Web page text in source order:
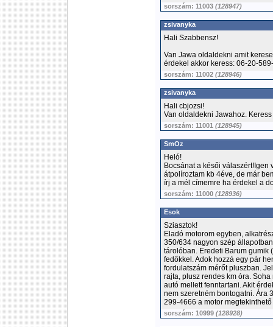
sorszám: 11003 (128947)
zsivanyka
Hali Szabbensz!
Van Jawa oldaldekni amit
érdekel akkor keress: 06-20-
sorszám: 11002 (128946)
zsivanyka
Hali cbjozsi!
Van oldaldekni Jawahoz.
sorszám: 11001 (128945)
SmOz
Heló!
Bocsánat a késői válaszért!Igen
átpolíroztam kb 4éve, de már
írj a mél címemre ha érdekel a
sorszám: 11000 (128936)
Esok
Sziasztok!
Eladó motorom egyben,
350/634 nagyon szép
tárolóban. Eredeti Barum gumik
fedőkkel. Adok hozzá egy pár
fordulatszám mérőt pluszban.
rajta, plusz rendes km óra.
autó mellett fenntartani. Akit
nem szeretném bontogatni. Ára
299-4666 a motor
sorszám: 10999 (128928)